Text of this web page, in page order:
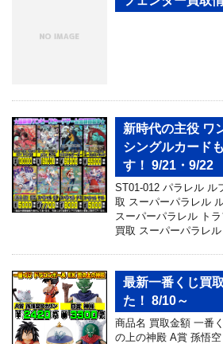
新時代の主役 ワ
シングルカード
す！ 9/21・9/22
ST01-012 パラレル ル
取 スーパーパラレル
スーパーパラレル ト
買取 スーパーパラレル
最新一番くじ買
た！ 8/10～
商品名 買取金額 一番
の上の神殿 A賞 孫悟